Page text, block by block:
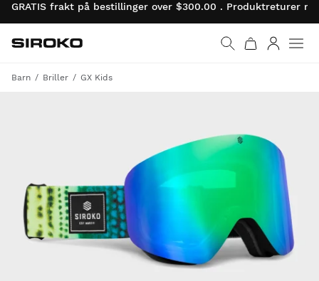
GRATIS frakt på bestillinger over $300.00 . Produktreturer
Gå til startsiden
Siroko.com
Barn Briller GX Kids